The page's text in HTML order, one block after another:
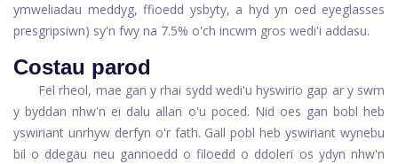
ymweliadau meddyg, ffioedd ysbyty, a hyd yn oed eyeglasses
presgripsiwn) sy'n fwy na 7.5% o'ch incwm gros wedi'i addasu.
Costau parod
Fel rheol, mae gan y rhai sydd wedi'u hyswirio gap ar y swm
y byddan nhw'n ei dalu allan o'u poced. Nid oes gan bobl heb
yswiriant unrhyw derfyn o'r fath. Gall pobl heb yswiriant wynebu
bil o ddegau neu gannoedd o filoedd o ddoleri os ydyn nhw'n